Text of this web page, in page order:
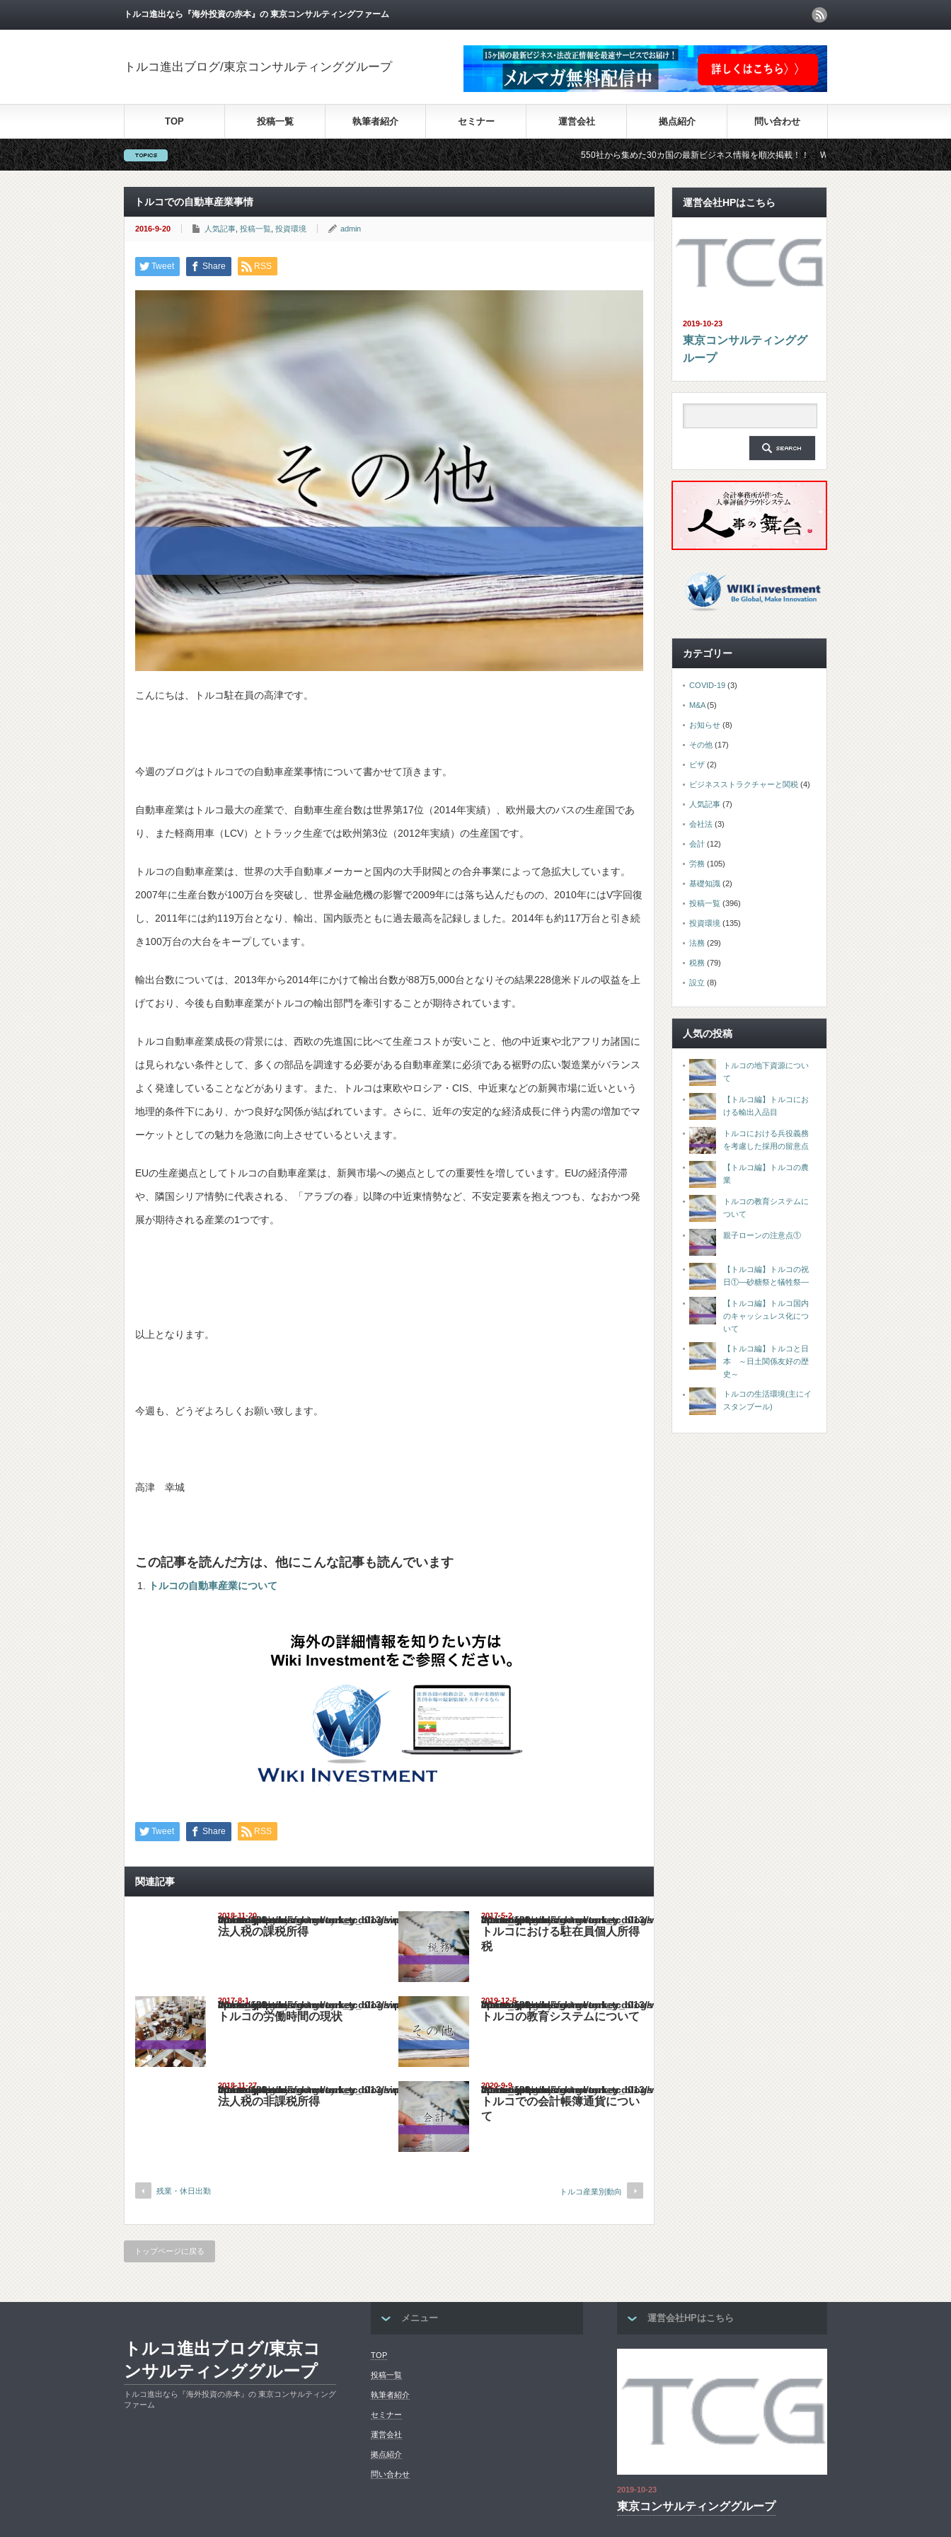
トルコ進出なら『海外投資の赤本』の 東京コンサルティングファーム
トルコ進出ブログ/東京コンサルティンググループ
TOP 投稿一覧 執筆者紹介 セミナー 運営会社 拠点紹介 問い合わせ
550社から集めた30カ国の最新ビジネス情報を順次掲載！！ WIKI-INVESTMENTはこちらから！
トルコでの自動車産業事情
2016-9-20 人気記事 投稿一覧 投資環境 admin
Tweet Share RSS
こんにちは、トルコ駐在員の高津です。
今週のブログはトルコでの自動車産業事情について書かせて頂きます。
自動車産業はトルコ最大の産業で、自動車生産台数は世界第17位（2014年実績）、欧州最大のバスの生産国であ
り、また軽商用車（LCV）とトラック生産では欧州第3位（2012年実績）の生産国です。
トルコの自動車産業は、世界の大手自動車メーカーと国内の大手財閥との合弁事業によって急拡大しています。
2007年に生産台数が100万台を突破し、世界金融危機の影響で2009年には落ち込んだものの、2010年にはV字回復
し、2011年には約119万台となり、輸出、国内販売ともに過去最高を記録しました。2014年も約117万台と引き続
き100万台の大台をキープしています。
輸出台数については、2013年から2014年にかけて輸出台数が88万5,000台となりその結果228億米ドルの収益を上
げており、今後も自動車産業がトルコの輸出部門を牽引することが期待されています。
トルコ自動車産業成長の背景には、西欧の先進国に比べて生産コストが安いこと、他の中近東や北アフリカ諸国に
は見られない条件として、多くの部品を調達する必要がある自動車産業に必須である裾野の広い製造業がバランス
よく発達していることなどがあります。また、トルコは東欧やロシア・CIS、中近東などの新興市場に近いという
地理的条件下にあり、かつ良好な関係が結ばれています。さらに、近年の安定的な経済成長に伴う内需の増加でマ
ーケットとしての魅力を急激に向上させているといえます。
EUの生産拠点としてトルコの自動車産業は、新興市場への拠点としての重要性を増しています。EUの経済停滞
や、隣国シリア情勢に代表される、「アラブの春」以降の中近東情勢など、不安定要素を抱えつつも、なおかつ発
展が期待される産業の1つです。
以上となります。
今週も、どうぞよろしくお願い致します。
高津 幸城
この記事を読んだ方は、他にこんな記事も読んでいます
トルコの自動車産業について
Tweet Share RSS
関連記事
2018-11-20
Warning
: Undefined array key "show_category" in
/home/netst/kuno-cpa.co.jp/public_html/turkey_blog/wp-content/themes/gorgeous_tcd013/single.php
on line183
法人税の課税所得
2017-5-2
Warning
: Undefined array key "show_category" in
/home/netst/kuno-cpa.co.jp/public_html/turkey_blog/wp-content/themes/gorgeous_tcd013/single.php
on line183
トルコにおける駐在員個人所得
税
2017-8-1
Warning
: Undefined array key "show_category" in
/home/netst/kuno-cpa.co.jp/public_html/turkey_blog/wp-content/themes/gorgeous_tcd013/single.php
on line183
トルコの労働時間の現状
2019-12-5
Warning
: Undefined array key "show_category" in
/home/netst/kuno-cpa.co.jp/public_html/turkey_blog/wp-content/themes/gorgeous_tcd013/single.php
on line183
トルコの教育システムについて
2018-11-27
Warning
: Undefined array key "show_category" in
/home/netst/kuno-cpa.co.jp/public_html/turkey_blog/wp-content/themes/gorgeous_tcd013/single.php
on line183
法人税の非課税所得
2020-9-9
Warning
: Undefined array key "show_category" in
/home/netst/kuno-cpa.co.jp/public_html/turkey_blog/wp-content/themes/gorgeous_tcd013/single.php
on line183
トルコでの会計帳簿通貨につい
て
残業・休日出勤 トルコ産業別動向
トップページに戻る
運営会社HPはこちら
2019-10-23
東京コンサルティンググ
ループ
カテゴリー
COVID-19 (3)
M&A(5)
お知らせ (8)
その他 (17)
ビザ (2)
ビジネスストラクチャーと関税 (4)
人気記事 (7)
会社法 (3)
会計 (12)
労務 (105)
基礎知識 (2)
投稿一覧 (396)
投資環境 (135)
法務 (29)
税務 (79)
設立 (8)
人気の投稿
トルコの地下資源につい
て
【トルコ編】トルコにお
ける輸出入品目
トルコにおける兵役義務
を考慮した採用の留意点
【トルコ編】トルコの農
業
トルコの教育システムに
ついて
親子ローンの注意点①
【トルコ編】トルコの祝
日①―砂糖祭と犠牲祭―
【トルコ編】トルコ国内
のキャッシュレス化につ
いて
【トルコ編】トルコと日
本 ～日土関係友好の歴
史～
トルコの生活環境(主にイ
スタンブール)
メニュー
TOP
投稿一覧
執筆者紹介
セミナー
運営会社
拠点紹介
問い合わせ
運営会社HPはこちら
2019-10-23
東京コンサルティンググループ
トルコ進出ブログ/東京コ
ンサルティンググループ
トルコ進出なら『海外投資の赤本』の 東京コンサルティング
ファーム